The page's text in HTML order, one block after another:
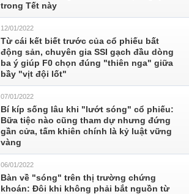
trong Tết này
12/01/2022
Từ cái kết biết trước của cổ phiếu bất
động sản, chuyên gia SSI gạch đầu dòng
ba ý giúp F0 chọn đúng "thiên nga" giữa
bầy "vịt đội lốt"
07/01/2022
Bí kíp sống lâu khi "lướt sóng" cổ phiếu:
Bữa tiệc nào cũng tham dự nhưng đứng
gần cửa, tấm khiên chính là kỷ luật vững
vàng
06/01/2022
Bàn về "sóng" trên thị trường chứng
khoán: Đôi khi không phải bắt nguồn từ